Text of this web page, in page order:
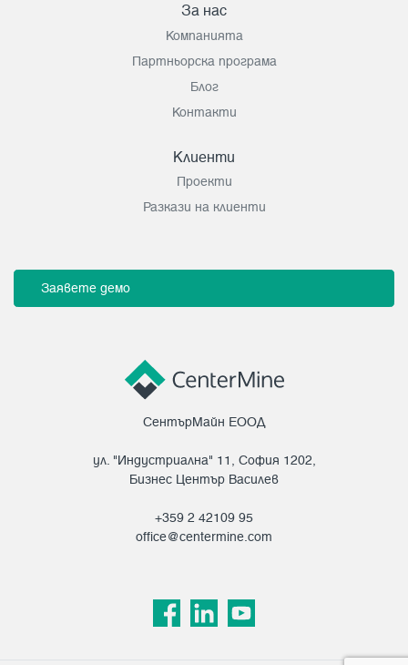
За нас
Компанията
Партньорска програма
Блог
Контакти
Клиенти
Проекти
Разкази на клиенти
Заявете демо
СентърМайн ЕООД
ул. "Индустриална" 11, София 1202,
Бизнес Център Василев
+359 2 42109 95
office@centermine.com